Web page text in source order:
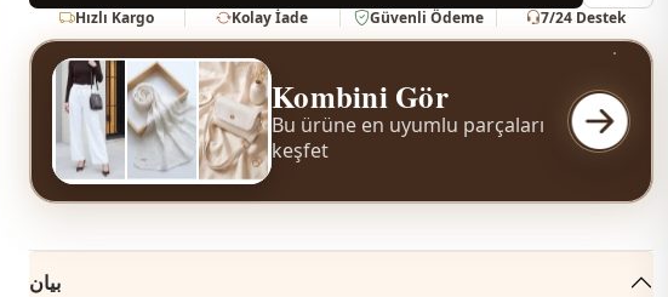
Hızlı Kargo Kolay İade Güvenli Ödeme 7/24 Destek
Kombini Gör
Bu ürüne en uyumlu parçaları
keşfet
بيان